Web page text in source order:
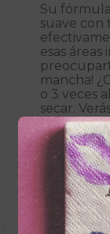
Su
suave
esas
mancha!
o 3 veces
secar.
fresco y